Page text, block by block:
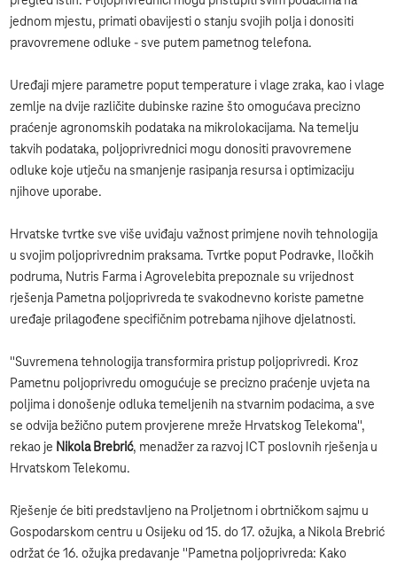
jednom mjestu, primati obavijesti o stanju svojih polja i donositi
pravovremene odluke - sve putem pametnog telefona.
Uređaji mjere parametre poput temperature i vlage zraka, kao i vlage
zemlje na dvije različite dubinske razine što omogućava precizno
praćenje agronomskih podataka na mikrolokacijama. Na temelju
takvih podataka, poljoprivrednici mogu donositi pravovremene
odluke koje utječu na smanjenje rasipanja resursa i optimizaciju
njihove uporabe.
Hrvatske tvrtke sve više uviđaju važnost primjene novih tehnologija
u svojim poljoprivrednim praksama. Tvrtke poput Podravke, Iločkih
podruma, Nutris Farma i Agrovelebita prepoznale su vrijednost
rješenja Pametna poljoprivreda te svakodnevno koriste pametne
uređaje prilagođene specifičnim potrebama njihove djelatnosti.
''Suvremena tehnologija transformira pristup poljoprivredi. Kroz
Pametnu poljoprivredu omogućuje se precizno praćenje uvjeta na
poljima i donošenje odluka temeljenih na stvarnim podacima, a sve
se odvija bežično putem provjerene mreže Hrvatskog Telekoma'',
rekao je Nikola Brebrić, menadžer za razvoj ICT poslovnih rješenja u
Hrvatskom Telekomu.
Rješenje će biti predstavljeno na Proljetnom i obrtničkom sajmu u
Gospodarskom centru u Osijeku od 15. do 17. ožujka, a Nikola Brebrić
održat će 16. ožujka predavanje ''Pametna poljoprivreda: Kako